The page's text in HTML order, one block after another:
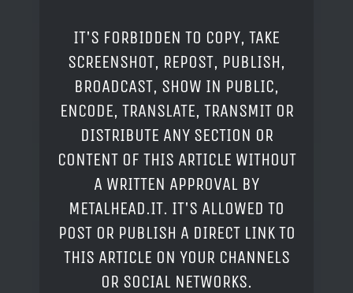
IT'S FORBIDDEN TO COPY, TAKE
SCREENSHOT, REPOST, PUBLISH,
BROADCAST, SHOW IN PUBLIC,
ENCODE, TRANSLATE, TRANSMIT OR
DISTRIBUTE ANY SECTION OR
CONTENT OF THIS ARTICLE WITHOUT
A WRITTEN APPROVAL BY
METALHEAD.IT. IT'S ALLOWED TO
POST OR PUBLISH A DIRECT LINK TO
THIS ARTICLE ON YOUR CHANNELS
OR SOCIAL NETWORKS.